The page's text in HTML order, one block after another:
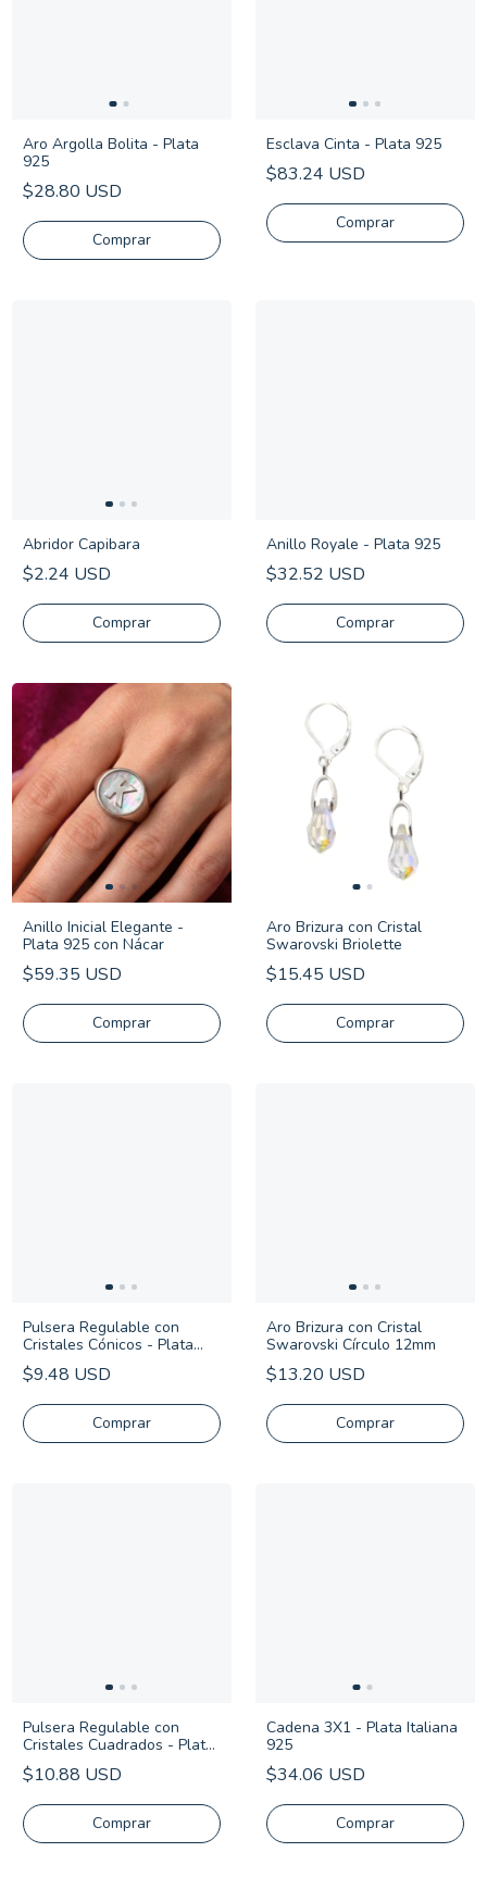
Aro Argolla Bolita - Plata
925
$28.80 USD
Esclava Cinta - Plata 925
$83.24 USD
Comprar
Abridor Capibara
$2.24 USD
Anillo Royale - Plata 925
$32.52 USD
Comprar
Anillo Inicial Elegante -
Plata 925 con Nácar
$59.35 USD
Comprar
Aro Brizura con Cristal
Swarovski Briolette
$15.45 USD
Pulsera Regulable con
Cristales Cónicos - Plata
925
$9.48 USD
Comprar
Aro Brizura con Cristal
Swarovski Círculo 12mm
$13.20 USD
Pulsera Regulable con
Cristales Cuadrados - Plata
925
$10.88 USD
Comprar
Cadena 3X1 - Plata Italiana
925
$34.06 USD
Comprar